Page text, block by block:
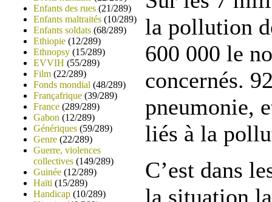
Enfants des rues (21/289)
Enfants maltraités (10/289)
Enfants soldats (68/289)
Ethiopie (12/289)
Ethnopsy (15/289)
EVVIH (55/289)
Film (22/289)
Fonds mondial (48/289)
Françafrique (39/289)
France (289/289)
Gabon (12/289)
Génériques (59/289)
Genre (22/289)
Guerre, violences
collectives (149/289)
Guinée (12/289)
Haïti (15/289)
Handicap (10/289)
la pollution
600 000 le
concernés.
pneumonie,
liés à la
C’est dans
la situation